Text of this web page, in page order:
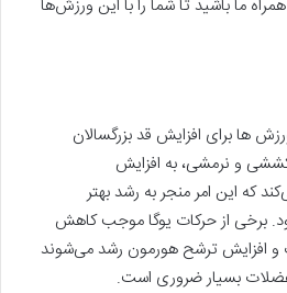
ما باشید تا شما را با این ورزش‌ها
‌ها برای افزایش قد بزرگسالان
و نرمشی، به افزایش
که این امر منجر به رشد بهتر
برخی از حرکات یوگا موجب کاهش
و افزایش ترشح هورمون رشد می‌شوند
بسیار ضروری است.